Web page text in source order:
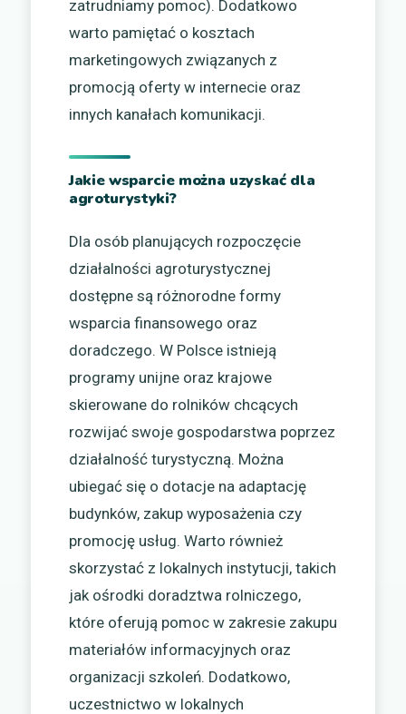
zatrudniamy pomoc). Dodatkowo
warto pamiętać o kosztach
marketingowych związanych z
promocją oferty w internecie oraz
innych kanałach komunikacji.
Jakie wsparcie można uzyskać dla
agroturystyki?
Dla osób planujących rozpoczęcie
działalności agroturystycznej
dostępne są różnorodne formy
wsparcia finansowego oraz
doradczego. W Polsce istnieją
programy unijne oraz krajowe
skierowane do rolników chcących
rozwijać swoje gospodarstwa poprzez
działalność turystyczną. Można
ubiegać się o dotacje na adaptację
budynków, zakup wyposażenia czy
promocję usług. Warto również
skorzystać z lokalnych instytucji, takich
jak ośrodki doradztwa rolniczego,
które oferują pomoc w zakresie zakupu
materiałów informacyjnych oraz
organizacji szkoleń. Dodatkowo,
uczestnictwo w lokalnych